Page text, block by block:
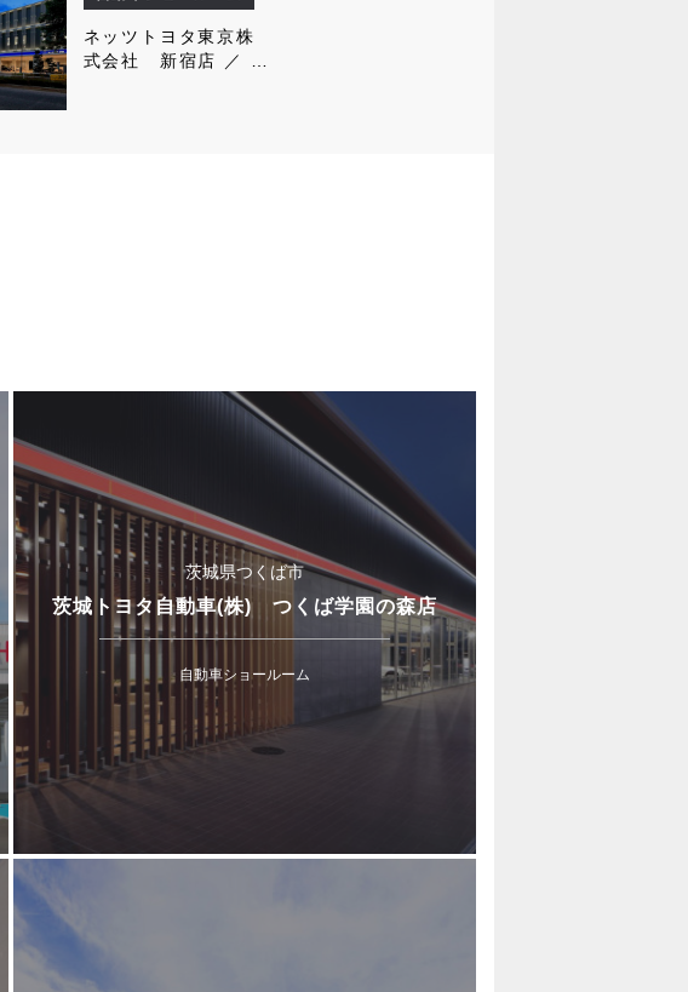
ネッツトヨタ東京株
式会社 新宿店 ／ ト
茨城県つくば市
茨城トヨタ自動車(株) つくば学園の森店
自動車ショールーム